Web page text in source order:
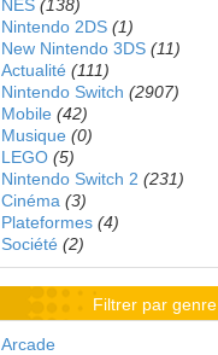
NES (138)
Nintendo 2DS (1)
New Nintendo 3DS (11)
Actualité (111)
Nintendo Switch (2907)
Mobile (42)
Musique (0)
LEGO (5)
Nintendo Switch 2 (231)
Cinéma (3)
Plateformes (4)
Société (2)
Filtrer par genre
Arcade